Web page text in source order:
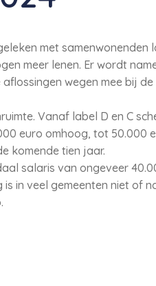
met samenwonenden
meer lenen. Er wordt
wegen mee bij
Vanaf label D en C
euro omhoog, tot 50.000
komende tien jaar.
salaris van ongeveer
in veel gemeenten niet of